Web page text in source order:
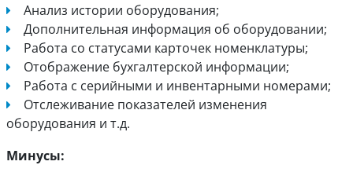
Анализ истории оборудования;
Дополнительная информация об оборудовании;
Работа со статусами карточек номенклатуры;
Отображение бухгалтерской информации;
Работа с серийными и инвентарными номерами;
Отслеживание показателей изменения
оборудования и т.д.
Минусы: